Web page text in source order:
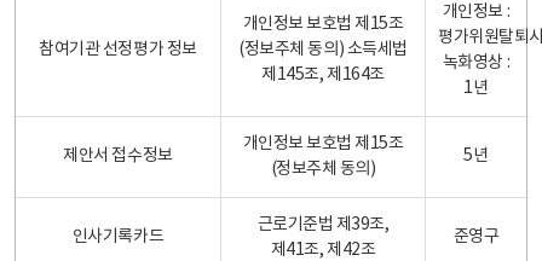
참여기관 선정평가 정보
개인정보 보호법 제15조
(정보주체 동의) 소득세법
제145조, 제164조
개인정보 :
평가위원탈퇴
녹화영상 :
1년
제안서 접수정보
개인정보 보호법 제15조
(정보주체 동의)
5년
인사기록카드
근로기준법 제39조,
제41조, 제42조
준영구